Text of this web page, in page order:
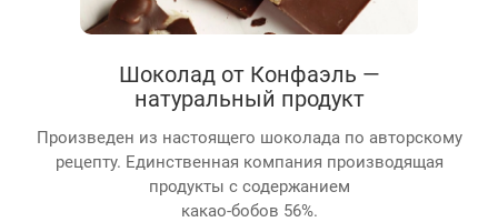
Шоколад от Конфаэль —
натуральный продукт
Произведен из настоящего шоколада по авторскому
рецепту. Единственная компания производящая
продукты с содержанием
какао-бобов 56%.